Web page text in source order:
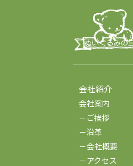
会社紹介
会社案内
－ご挨拶
－沿革
－会社概要
－アクセス